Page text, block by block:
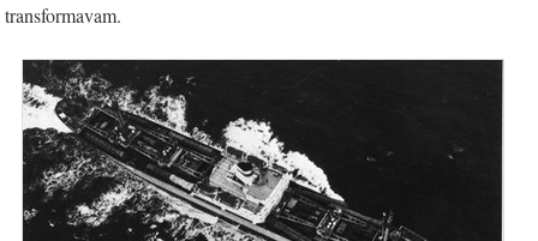
transformavam.